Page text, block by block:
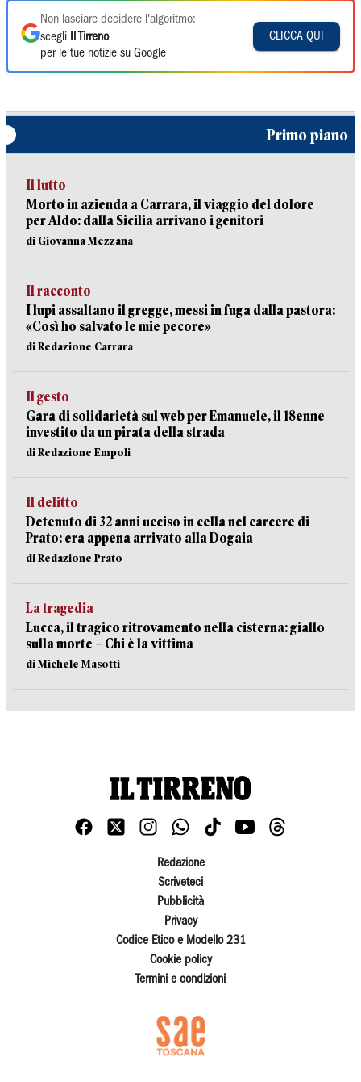
Non lasciare decidere l'algoritmo:
scegli
Il Tirreno
per le tue notizie su Google
CLICCA QUI
Primo piano
Il lutto
Morto in azienda a Carrara, il viaggio del dolore
per Aldo: dalla Sicilia arrivano i genitori
di Giovanna Mezzana
Il racconto
I lupi assaltano il gregge, messi in fuga dalla pastora:
«Così ho salvato le mie pecore»
di Redazione Carrara
Il gesto
Gara di solidarietà sul web per Emanuele, il 18enne
investito da un pirata della strada
di Redazione Empoli
Il delitto
Detenuto di 32 anni ucciso in cella nel carcere di
Prato: era appena arrivato alla Dogaia
di Redazione Prato
La tragedia
Lucca, il tragico ritrovamento nella cisterna: giallo
sulla morte – Chi è la vittima
di Michele Masotti
Redazione
Scriveteci
Pubblicità
Privacy
Codice Etico e Modello 231
Cookie policy
Termini e condizioni